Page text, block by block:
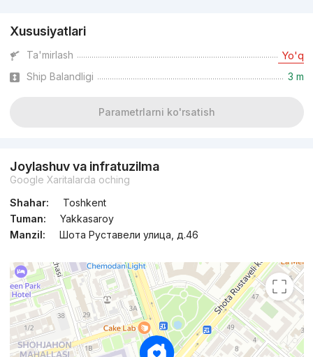
Xususiyatlari
Ta'mirlash Yo'q
Ship Balandligi 3 m
Parametrlarni ko'rsatish
Joylashuv va infratuzilma
Google Xaritalarda oching
Shahar:
Toshkent
Tuman:
Yakkasaroy
Manzil:
Шота Руставели улица, д.46